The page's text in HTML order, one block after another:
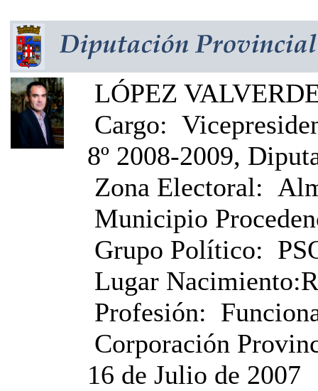
LÓPEZ
Cargo:
8º 2008-2009,
Zona Electoral:
Municipio
Grupo Político:
Lugar Nacimiento:
Profesión:
Corporación
16 de Julio de 2007